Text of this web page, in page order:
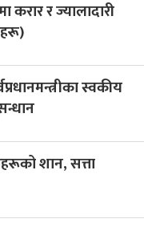
करार र ज्यालादारी
स्वकीय
शान, सत्ता